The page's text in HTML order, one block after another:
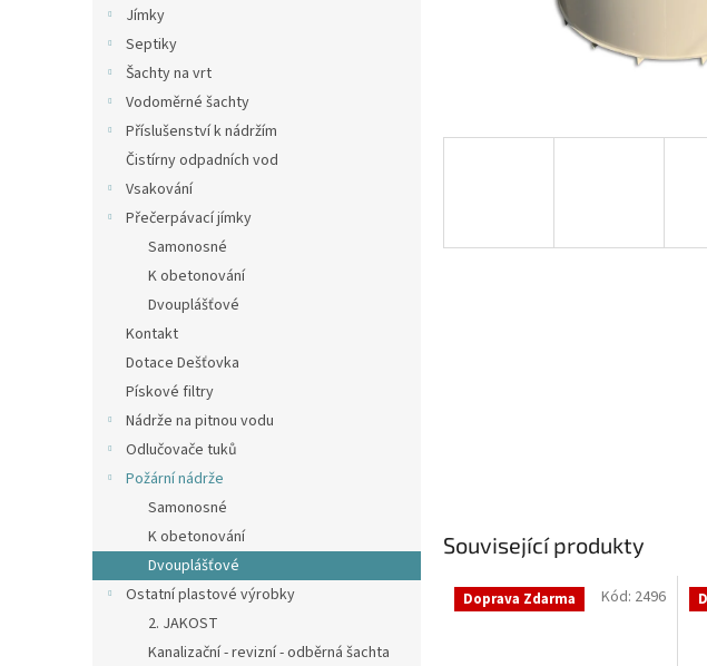
Jímky
Septiky
Šachty na vrt
Vodoměrné šachty
Příslušenství k nádržím
Čistírny odpadních vod
Vsakování
Přečerpávací jímky
Samonosné
K obetonování
Dvouplášťové
Kontakt
Dotace Dešťovka
Pískové filtry
Nádrže na pitnou vodu
Odlučovače tuků
Požární nádrže
Samonosné
K obetonování
Dvouplášťové
Ostatní plastové výrobky
2. JAKOST
Kanalizační - revizní - odběrná šachta
Související produkty
Doprava Zdarma Kód: 2496